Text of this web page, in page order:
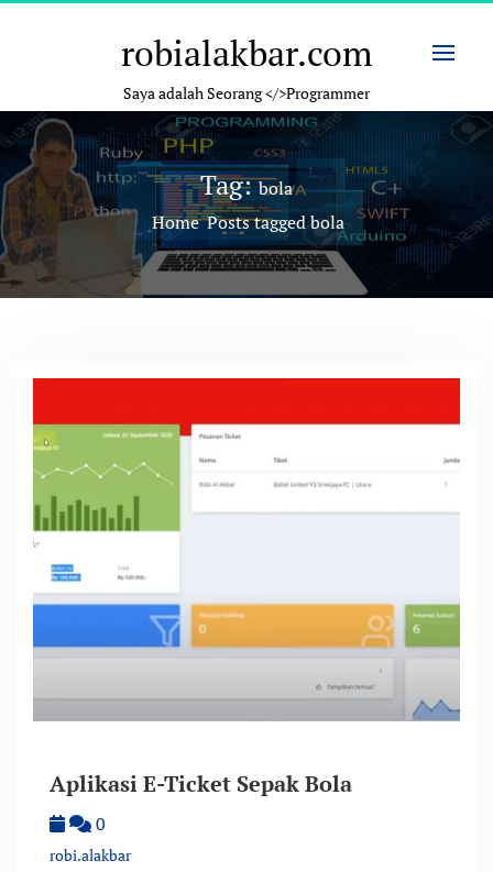
Skip
robialakbar.com
Saya adalah Seorang </>Programmer
Tag:bola
HomePosts tagged bola
Aplikasi E-Ticket Sepak Bola
0
robi.alakbar